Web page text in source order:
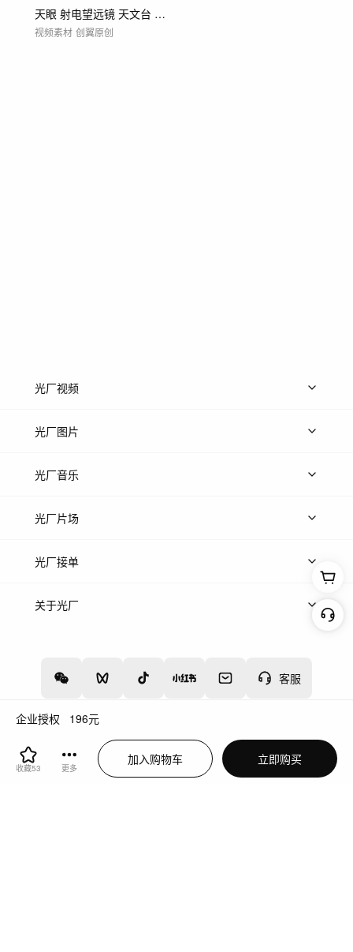
企业授权 196元
收藏53 更多
加入购物车 立即购买
天眼 射电望远镜 天文台 地外文明探索
视频素材 创翼原创
客服
光厂视频
上传视频
光厂图片
上传图片
光厂音乐
热门音乐
光厂片场
上传案例
光厂接单
上架服务
关于光厂
增值电信业务经营许可证：川B2-20160192
蜀ICP备12020238号-4
川公网安备51019002000262
违法和不良信息举报中心